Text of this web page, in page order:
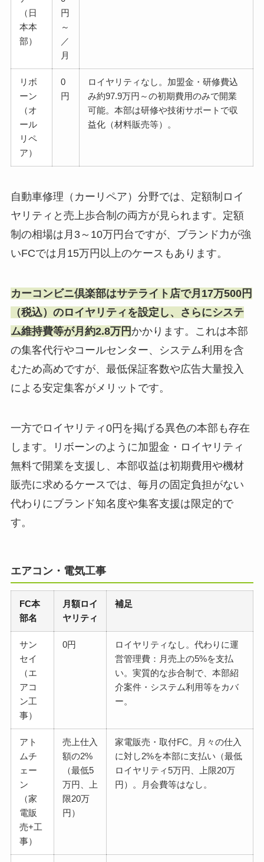
（日
本本
部）
円
～
／
月
リボ
ーン
（オ
ール
リペ
ア）
0
円
ロイヤリティなし。加盟金・研修費込
み約97.9万円～の初期費用のみで開業
可能。本部は研修や技術サポートで収
益化（材料販売等）。
自動車修理（カーリペア）分野では、定額制ロイ
ヤリティと売上歩合制の両方が見られます。定額
制の相場は月3～10万円台ですが、ブランド力が強
いFCでは月15万円以上のケースもあります。
カーコンビニ倶楽部はサテライト店で月17万500円
（税込）のロイヤリティを設定し、さらにシステ
ム維持費等が月約2.8万円 かかります。これは本部
の集客代行やコールセンター、システム利用を含
むため高めですが、最低保証客数や広告大量投入
による安定集客がメリットです。
一方でロイヤリティ0円を掲げる異色の本部も存在
します。リボーンのように加盟金・ロイヤリティ
無料で開業を支援し、本部収益は初期費用や機材
販売に求めるケースでは、毎月の固定負担がない
代わりにブランド知名度や集客支援は限定的で
す。
エアコン・電気工事
FC本
部名
月額ロイ
ヤリティ
補足
サン
セイ
（エ
アコ
ン工
事）
0円
ロイヤリティなし。代わりに運
営管理費：月売上の5%を支払
い。実質的な歩合制で、本部紹
介案件・システム利用等をカバ
ー。
アト
ムチ
ェー
ン
（家
電販
売+工
事）
売上仕入
額の2%
（最低5
万円、上
限20万
円）
家電販売・取付FC。月々の仕入
に対し2%を本部に支払い（最低
ロイヤリティ5万円、上限20万
円）。月会費等はなし。